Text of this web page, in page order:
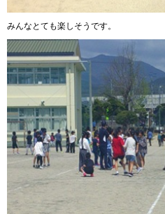
みんなとても楽しそうです。